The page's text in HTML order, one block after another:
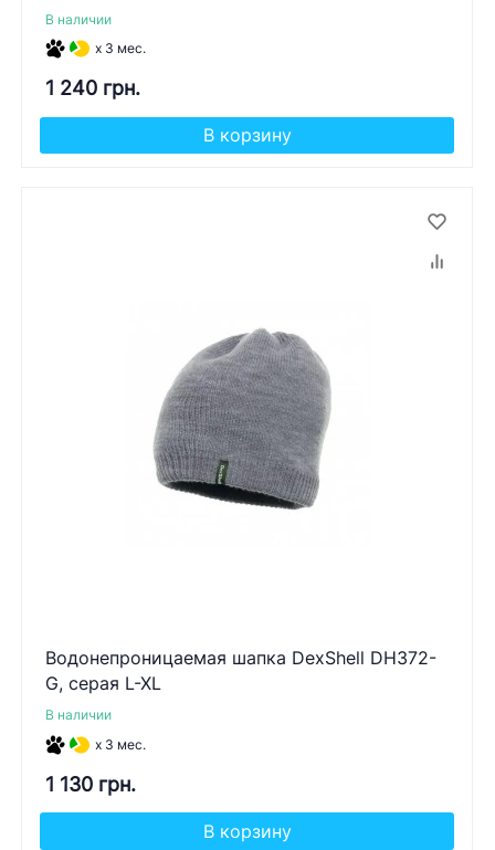
В наличии
x 3 мес.
1 240 грн.
В корзину
Водонепроницаемая шапка DexShell DH372-
G, серая L-XL
В наличии
x 3 мес.
1 130 грн.
В корзину